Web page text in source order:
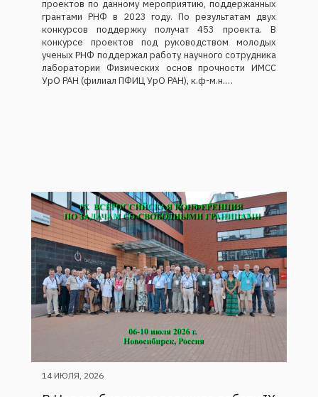
проектов по данному мероприятию, поддержанных
грантами РНФ в 2023 году. По результатам двух
конкурсов поддержку получат 453 проекта. В
конкурсе проектов под руководством молодых
ученых РНФ поддержал работу научного сотрудника
лаборатории Физических основ прочности ИМСС
УрО РАН (филиал ПФИЦ УрО РАН), к.ф-м.н.…
14 ИЮЛЯ, 2026